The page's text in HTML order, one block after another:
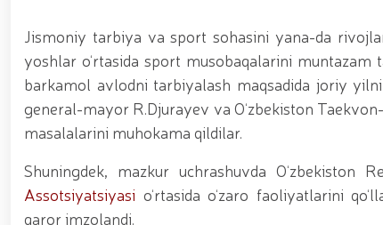
nufuzli ko‘rgazmasi yuqori saviyada bo'lib
jarayonlari davom etmoqda / / Davlatimiz
belgilab bergan vazifalari yuzasidan, Milliy
o‘tkazildi / / Milliy gvardiya Surxondaryo
voleybol bo‘yicha o‘tkazilgan musobaqada
universiteti dotsentlari ishtirokidagi ochiq
xususiyatlari” mavzusida ko‘rgazmali
uchuvchisiz uchadigan apparatlarini qo‘llash
o‘qilishi vaqtida jamoat tartibi hamda
Jismoniy tarbiya va sport sohasini yana-da
yoshlar o‘rtasida sport musobaqalarini
barkamol avlodni tarbiyalash maqsadida joriy
general-mayor R.Djurayev va O‘zbekiston
masalalarini muhokama qildilar.
Shuningdek, mazkur uchrashuvda
Assotsiyatsiyasi o‘rtasida o‘zaro faoliyatlarini
qaror imzolandi.